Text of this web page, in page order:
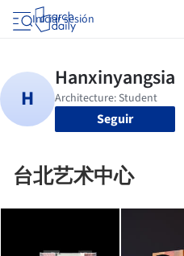
Iniciar sesión
Seguir
台北艺术中心